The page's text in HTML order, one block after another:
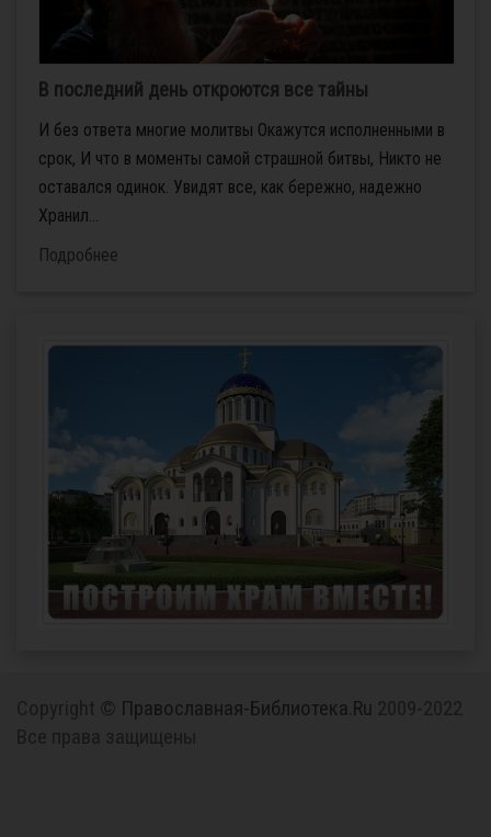
В последний день откроются все тайны
И без ответа многие молитвы Окажутся исполненными в
срок, И что в моменты самой страшной битвы, Никто не
оставался одинок. Увидят все, как бережно, надежно
Хранил...
Подробнее
Православная-Библиотека.Ru